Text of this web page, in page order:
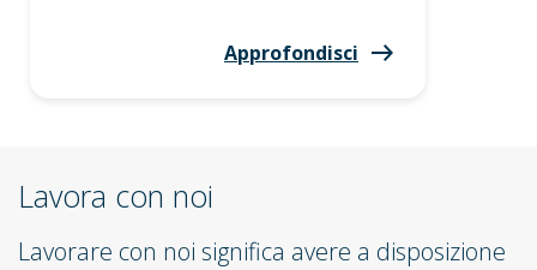
Approfondisci
Lavora con noi
Lavorare con noi significa avere a disposizione